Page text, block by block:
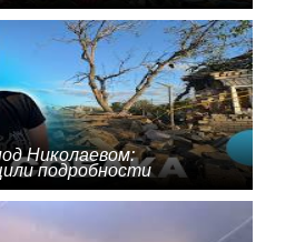
Николаевом:
подробности